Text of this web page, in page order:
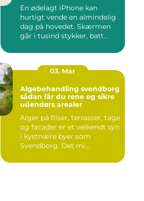
En ødelagt iPhone kan
hurtigt vende en almindelig
dag på hovedet. Skærmen
går i tusind stykker, batt...
03. Mar
Algebehandling svendborg
sådan får du rene og sikre
udendørs arealer
Alger på fliser, terrasser, tage
og facader er et velkendt syn
i kystnære byer som
Svendborg. Det mi...